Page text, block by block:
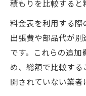
積もりを比較すると
料金表を利用する際
出張費や部品代が
です。これらの追加
め、総額で比較す
開されていない業者